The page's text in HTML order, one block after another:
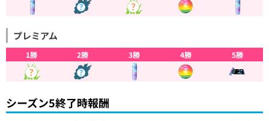
プレミアム
1勝 2勝 3勝 4勝 5勝
シーズン5終了時報酬